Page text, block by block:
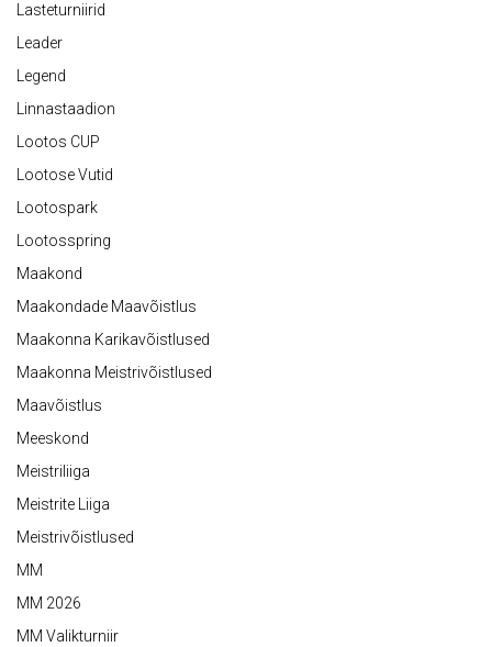
Lasteturniirid
Leader
Legend
Linnastaadion
Lootos CUP
Lootose Vutid
Lootospark
Lootosspring
Maakond
Maakondade Maavõistlus
Maakonna Karikavõistlused
Maakonna Meistrivõistlused
Maavõistlus
Meeskond
Meistriliiga
Meistrite Liiga
Meistrivõistlused
MM
MM 2026
MM Valikturniir